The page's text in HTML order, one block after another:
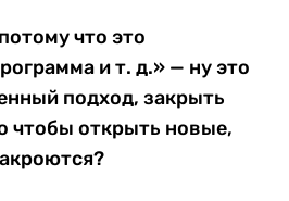
что это
и т. д.» — ну это
подход, закрыть
чтобы открыть новые,